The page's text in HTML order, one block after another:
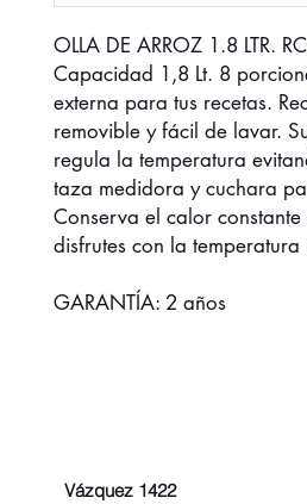
OLLA DE ARROZ 1.8 LTR.
Capacidad 1,8 Lt. 8
externa para tus recetas.
removible y fácil de lavar.
regula la temperatura
taza medidora y cuchara
Conserva el calor
disfrutes con la temperatura
GARANTÍA: 2 años
Vázquez 1422